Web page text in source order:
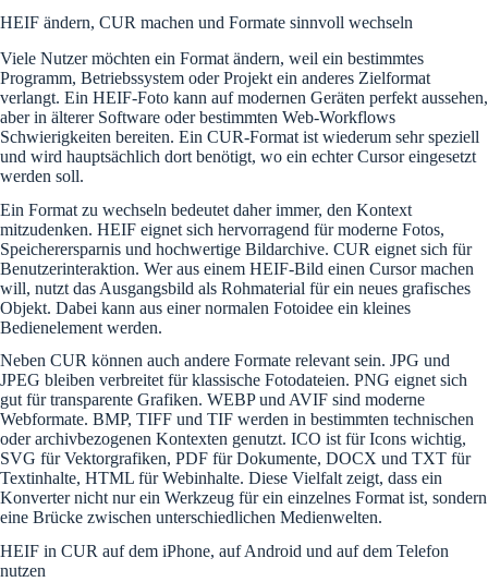
HEIF ändern, CUR machen und Formate sinnvoll wechseln
Viele Nutzer möchten ein Format ändern, weil ein bestimmtes
Programm, Betriebssystem oder Projekt ein anderes Zielformat
verlangt. Ein HEIF-Foto kann auf modernen Geräten perfekt aussehen,
aber in älterer Software oder bestimmten Web-Workflows
Schwierigkeiten bereiten. Ein CUR-Format ist wiederum sehr speziell
und wird hauptsächlich dort benötigt, wo ein echter Cursor eingesetzt
werden soll.
Ein Format zu wechseln bedeutet daher immer, den Kontext
mitzudenken. HEIF eignet sich hervorragend für moderne Fotos,
Speicherersparnis und hochwertige Bildarchive. CUR eignet sich für
Benutzerinteraktion. Wer aus einem HEIF-Bild einen Cursor machen
will, nutzt das Ausgangsbild als Rohmaterial für ein neues grafisches
Objekt. Dabei kann aus einer normalen Fotoidee ein kleines
Bedienelement werden.
Neben CUR können auch andere Formate relevant sein. JPG und
JPEG bleiben verbreitet für klassische Fotodateien. PNG eignet sich
gut für transparente Grafiken. WEBP und AVIF sind moderne
Webformate. BMP, TIFF und TIF werden in bestimmten technischen
oder archivbezogenen Kontexten genutzt. ICO ist für Icons wichtig,
SVG für Vektorgrafiken, PDF für Dokumente, DOCX und TXT für
Textinhalte, HTML für Webinhalte. Diese Vielfalt zeigt, dass ein
Konverter nicht nur ein Werkzeug für ein einzelnes Format ist, sondern
eine Brücke zwischen unterschiedlichen Medienwelten.
HEIF in CUR auf dem iPhone, auf Android und auf dem Telefon
nutzen